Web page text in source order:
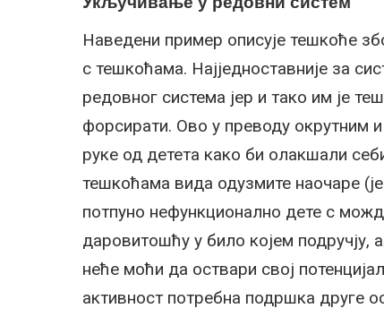
Наведени пример описује тешкоће
с тешкоћама. Најједноставније за
редовног система јер и тако им је
форсирати. Ово у преводу окрутним
руке од детета како би олакшали
тешкоћама вида одузмите наочаре
потпуно нефункционално дете с
даровитошћу у било којем подручју,
неће моћи да оствари свој
активност потребна подршка друге